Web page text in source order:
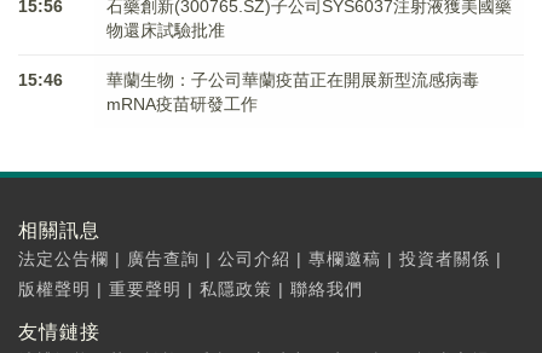
15:56
石藥創新(300765.SZ)子公司SYS6037注射液獲美國藥
物還床試驗批准
15:46
華蘭生物：子公司華蘭疫苗正在開展新型流感病毒
mRNA疫苗研發工作
相關訊息
法定公告欄 | 廣告查詢 | 公司介紹 | 專欄邀稿 | 投資者關係 |
版權聲明 | 重要聲明 | 私隱政策 | 聯絡我們
友情鏈接